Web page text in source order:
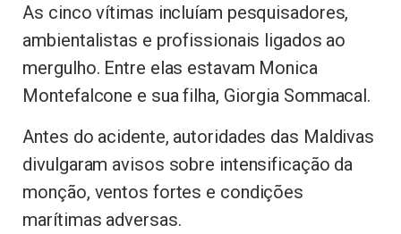
As cinco vítimas incluíam pesquisadores,
ambientalistas e profissionais ligados ao
mergulho. Entre elas estavam Monica
Montefalcone e sua filha, Giorgia Sommacal.
Antes do acidente, autoridades das Maldivas
divulgaram avisos sobre intensificação da
monção, ventos fortes e condições
marítimas adversas.